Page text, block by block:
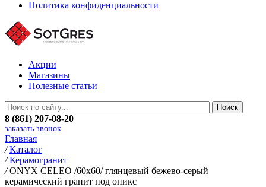
Политика конфиденциальности
Акции
Магазины
Полезные статьи
8 (861) 207-08-20
заказать звонок
Главная
/ Каталог
/ Керамогранит
/ ONYX CELEO /60х60/ глянцевый бежево-серый
керамический гранит под оникс